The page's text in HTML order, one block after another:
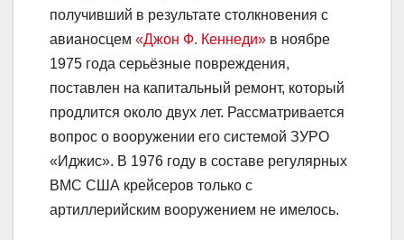
получивший в результате столкновения с
авианосцем «Джон Ф. Кеннеди» в ноябре
1975 года серьёзные повреждения,
поставлен на капитальный ремонт, который
продлится около двух лет. Рассматривается
вопрос о вооружении его системой ЗУРО
«Иджис». В 1976 году в составе регулярных
ВМС США крейсеров только с
артиллерийским вооружением не имелось.